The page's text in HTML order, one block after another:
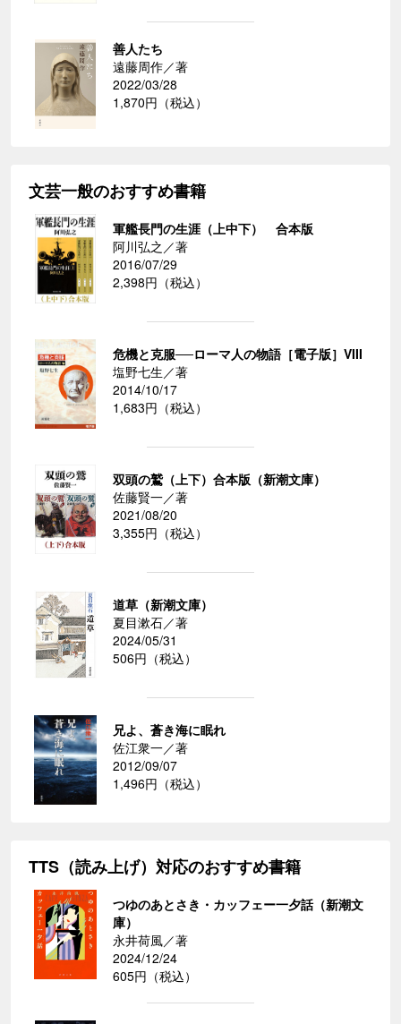
善人たち
遠藤周作／著
2022/03/28
1,870円（税込）
文芸一般のおすすめ書籍
軍艦長門の生涯（上中下） 合本版
阿川弘之／著
2016/07/29
2,398円（税込）
危機と克服──ローマ人の物語［電子版］VIII
塩野七生／著
2014/10/17
1,683円（税込）
双頭の鷲（上下）合本版（新潮文庫）
佐藤賢一／著
2021/08/20
3,355円（税込）
道草（新潮文庫）
夏目漱石／著
2024/05/31
506円（税込）
兄よ、蒼き海に眠れ
佐江衆一／著
2012/09/07
1,496円（税込）
TTS（読み上げ）対応のおすすめ書籍
つゆのあとさき・カッフェー一夕話（新潮文
庫）
永井荷風／著
2024/12/24
605円（税込）